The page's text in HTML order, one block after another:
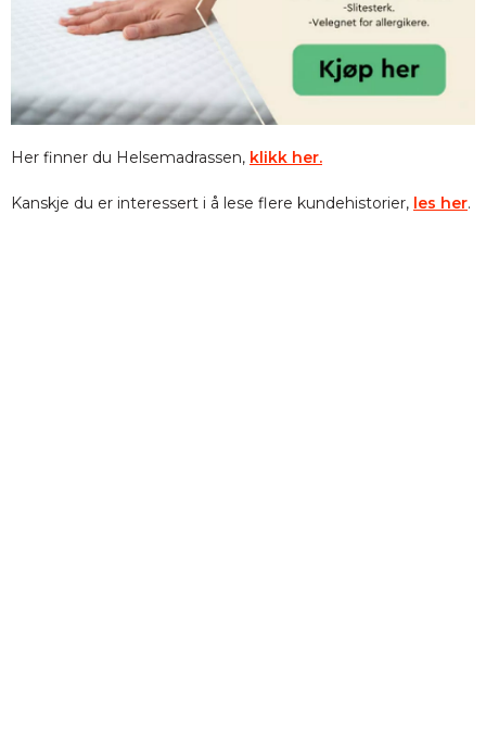
Her finner du Helsemadrassen, klikk her.
Kanskje du er interessert i å lese flere kundehistorier, les her.